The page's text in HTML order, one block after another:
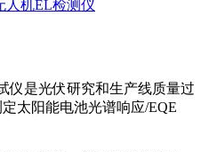
人机EL检测仪
仪是光伏研究和生产线质量过
太阳能电池光谱响应/EQE